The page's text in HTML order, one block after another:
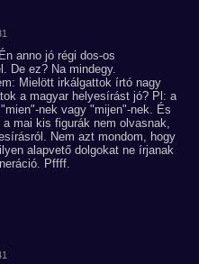
anno jó régi dos-os
De ez? Na mindegy.
Mielött irkálgattok írtó nagy
a magyar helyesírást jó? Pl: a
nek vagy "mijen"-nek. És
mai kis figurák nem olvasnak,
Nem azt mondom, hogy
alapvető dolgokat ne írjanak
Pffff.